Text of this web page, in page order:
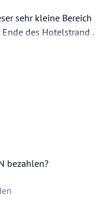
sehr kleine Bereich
des Hotelstrand .
in diesem Bereich
sind sehr viele
bezahlen?